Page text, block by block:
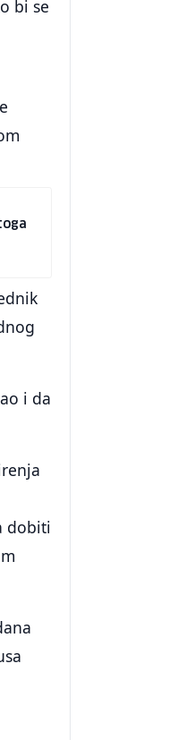
bi se
i da
dobiti